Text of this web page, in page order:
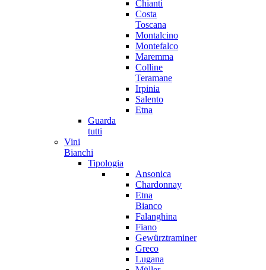
Chianti
Costa
Toscana
Montalcino
Montefalco
Maremma
Colline
Teramane
Irpinia
Salento
Etna
Guarda
tutti
Vini
Bianchi
Tipologia
Ansonica
Chardonnay
Etna
Bianco
Falanghina
Fiano
Gewürztraminer
Greco
Lugana